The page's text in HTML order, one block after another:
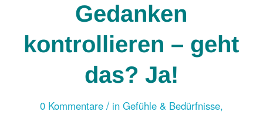
Gedanken
kontrollieren – geht
das? Ja!
0 Kommentare / in Gefühle & Bedürfnisse,